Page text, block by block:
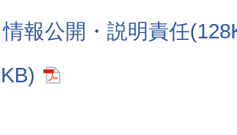
報公開・説明責任